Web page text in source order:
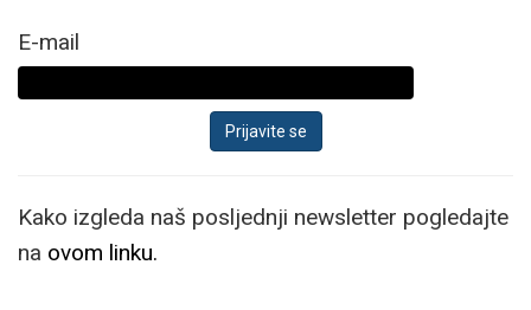
E-mail
Kako izgleda naš posljednji newsletter pogledajte
na ovom linku.